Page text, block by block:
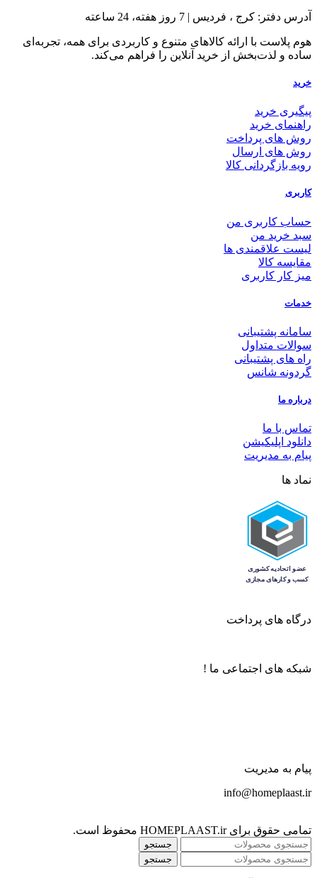
آدرس دفتر: کرج ، فردیس | 7 روز هفته، 24 ساعته
هوم پلاست با ارائه کالاهای متنوع و کاربردی برای همه، تجربه‌ای
ساده و لذت‌بخش از خرید آنلاین را فراهم می‌کند.
خرید
پیگیری خرید
راهنمای خرید
روش های پرداخت
روش های ارسال
رویه بازگردانی کالا
کاربری
حساب کاربری من
سبد خرید من
لیست علاقمندی ها
مقایسه کالا
میز کار کاربری
خدمات
سامانه پشتیبانی
سوالات متداول
راه های پشتیبانی
گردونه شانس
درباره ما
تماس با ما
دانلود اپلیکیشن
پیام به مدیریت
نماد ها
درگاه های پرداخت
شبکه های اجتماعی ما !
پیام به مدیریت
info@homeplaast.ir
تمامی حقوق برای HOMEPLAAST.ir محفوظ است.
جستجو
جستجو